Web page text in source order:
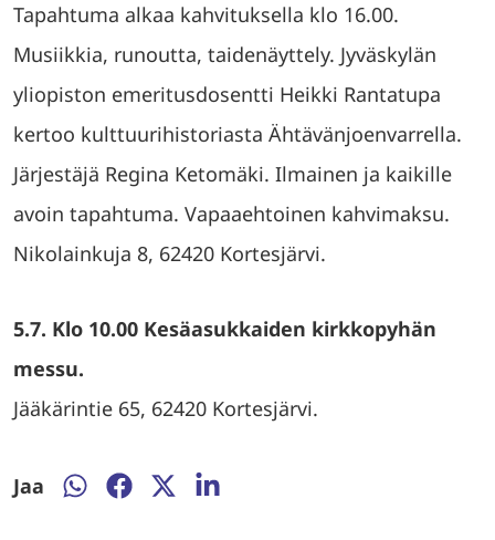
Tapahtuma alkaa kahvituksella klo 16.00.
Musiikkia, runoutta, taidenäyttely. Jyväskylän
yliopiston emeritusdosentti Heikki Rantatupa
kertoo kulttuurihistoriasta Ähtävänjoenvarrella.
Järjestäjä Regina Ketomäki. Ilmainen ja kaikille
avoin tapahtuma. Vapaaehtoinen kahvimaksu.
Nikolainkuja 8, 62420 Kortesjärvi.
5.7. Klo 10.00 Kesäasukkaiden kirkkopyhän
messu.
Jääkärintie 65, 62420 Kortesjärvi.
Jaa
Jaa
Jaa
Jaa
Jaa